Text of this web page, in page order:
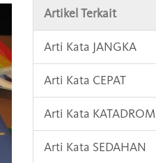
Artikel Terkait
Arti Kata JANGKA
Arti Kata CEPAT
Arti Kata KATADROM
Arti Kata SEDAHAN